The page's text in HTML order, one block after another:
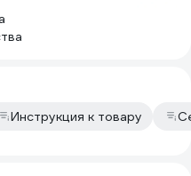
Инструкция к товару